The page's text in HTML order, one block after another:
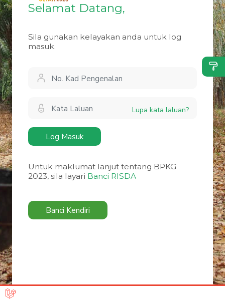
Selamat Datang,
Sila gunakan kelayakan anda untuk log
masuk.
Lupa kata laluan?
Log Masuk
Untuk maklumat lanjut tentang BPKG
2023, sila layari Banci RISDA
Banci Kendiri